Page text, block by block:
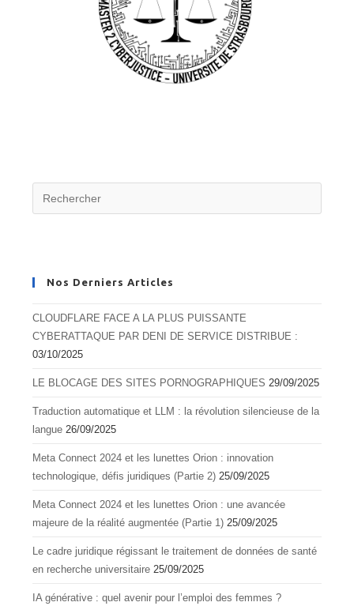
Nos Derniers Articles
CLOUDFLARE FACE A LA PLUS PUISSANTE
CYBERATTAQUE PAR DENI DE SERVICE DISTRIBUE :
03/10/2025
LE BLOCAGE DES SITES PORNOGRAPHIQUES 29/09/2025
Traduction automatique et LLM : la révolution silencieuse de la
langue 26/09/2025
Meta Connect 2024 et les lunettes Orion : innovation
technologique, défis juridiques (Partie 2) 25/09/2025
Meta Connect 2024 et les lunettes Orion : une avancée
majeure de la réalité augmentée (Partie 1) 25/09/2025
Le cadre juridique régissant le traitement de données de santé
en recherche universitaire 25/09/2025
IA générative : quel avenir pour l’emploi des femmes ?